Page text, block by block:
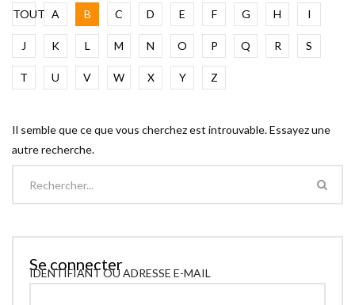
TOUT A B C D E F G H I
J K L M N O P Q R S
T U V W X Y Z
Il semble que ce que vous cherchez est introuvable. Essayez une
autre recherche.
Se connecter
IDENTIFIANT OU ADRESSE E-MAIL